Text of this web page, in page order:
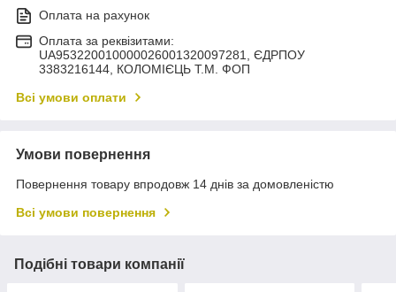
Оплата на рахунок
Оплата за реквізитами:
UA953220010000026001320097281, ЄДРПОУ
3383216144, КОЛОМIЄЦЬ Т.М. ФОП
Всі умови оплати
Умови повернення
Повернення товару впродовж 14 днів за домовленістю
Всі умови повернення
Подібні товари компанії